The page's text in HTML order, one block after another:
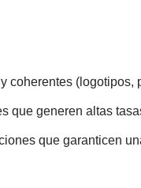
coherentes (logotipos,
que generen altas
que garanticen